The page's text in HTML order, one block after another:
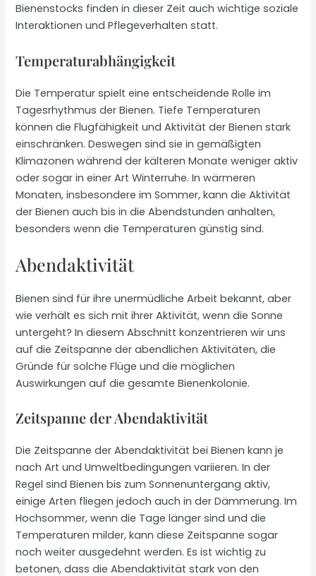
Bienenstocks finden in dieser Zeit auch wichtige soziale
Interaktionen und Pflegeverhalten statt.
Temperaturabhängigkeit
Die Temperatur spielt eine entscheidende Rolle im
Tagesrhythmus der Bienen. Tiefe Temperaturen
können die Flugfähigkeit und Aktivität der Bienen stark
einschränken. Deswegen sind sie in gemäßigten
Klimazonen während der kälteren Monate weniger aktiv
oder sogar in einer Art Winterruhe. In wärmeren
Monaten, insbesondere im Sommer, kann die Aktivität
der Bienen auch bis in die Abendstunden anhalten,
besonders wenn die Temperaturen günstig sind.
Abendaktivität
Bienen sind für ihre unermüdliche Arbeit bekannt, aber
wie verhält es sich mit ihrer Aktivität, wenn die Sonne
untergeht? In diesem Abschnitt konzentrieren wir uns
auf die Zeitspanne der abendlichen Aktivitäten, die
Gründe für solche Flüge und die möglichen
Auswirkungen auf die gesamte Bienenkolonie.
Zeitspanne der Abendaktivität
Die Zeitspanne der Abendaktivität bei Bienen kann je
nach Art und Umweltbedingungen variieren. In der
Regel sind Bienen bis zum Sonnenuntergang aktiv,
einige Arten fliegen jedoch auch in der Dämmerung. Im
Hochsommer, wenn die Tage länger sind und die
Temperaturen milder, kann diese Zeitspanne sogar
noch weiter ausgedehnt werden. Es ist wichtig zu
betonen, dass die Abendaktivität stark von den